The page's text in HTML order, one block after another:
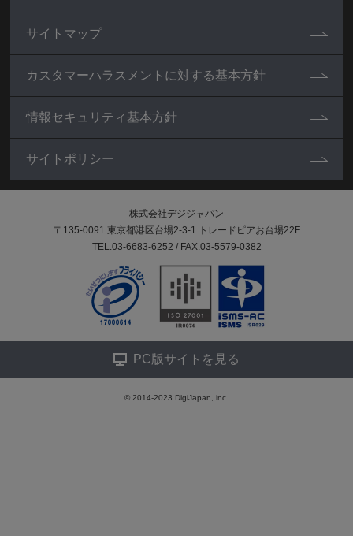
情報セキュリティ基本方針
サイトポリシー
サイトマップ
カスタマーハラスメントに対する基本方針
株式会社デジジャパン
〒135-0091 東京都港区台場2-3-1 トレードピアお台場22F
TEL.03-6683-6252 / FAX.03-5579-0382
PC版サイトを見る
© 2014-2023 DigiJapan, inc.